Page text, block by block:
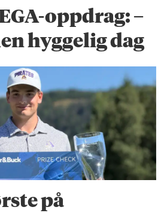
oppdrag: –
hyggelig dag
på